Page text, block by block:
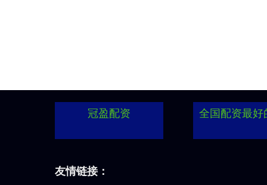
冠盈配资 全国配资最好
友情链接：